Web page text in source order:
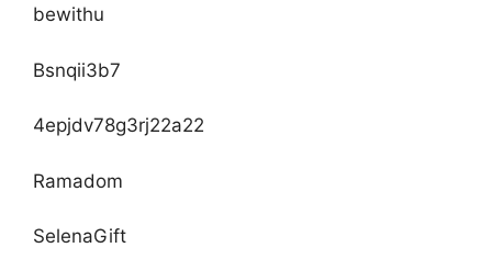
bewithu
Bsnqii3b7
4epjdv78g3rj22a22
Ramadom
SelenaGift